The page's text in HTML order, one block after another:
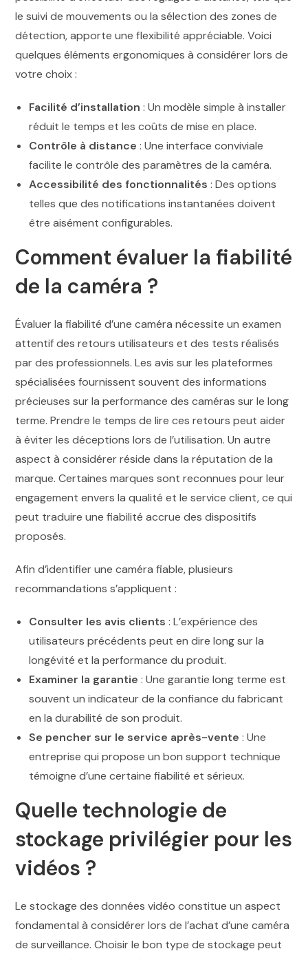
le suivi de mouvements ou la sélection des zones de
détection, apporte une flexibilité appréciable. Voici
quelques éléments ergonomiques à considérer lors de
votre choix :
Facilité d’installation : Un modèle simple à installer
réduit le temps et les coûts de mise en place.
Contrôle à distance : Une interface conviviale
facilite le contrôle des paramètres de la caméra.
Accessibilité des fonctionnalités : Des options
telles que des notifications instantanées doivent
être aisément configurables.
Comment évaluer la fiabilité
de la caméra ?
Évaluer la fiabilité d’une caméra nécessite un examen
attentif des retours utilisateurs et des tests réalisés
par des professionnels. Les avis sur les plateformes
spécialisées fournissent souvent des informations
précieuses sur la performance des caméras sur le long
terme. Prendre le temps de lire ces retours peut aider
à éviter les déceptions lors de l’utilisation. Un autre
aspect à considérer réside dans la réputation de la
marque. Certaines marques sont reconnues pour leur
engagement envers la qualité et le service client, ce qui
peut traduire une fiabilité accrue des dispositifs
proposés.
Afin d’identifier une caméra fiable, plusieurs
recommandations s’appliquent :
Consulter les avis clients : L’expérience des
utilisateurs précédents peut en dire long sur la
longévité et la performance du produit.
Examiner la garantie : Une garantie long terme est
souvent un indicateur de la confiance du fabricant
en la durabilité de son produit.
Se pencher sur le service après-vente : Une
entreprise qui propose un bon support technique
témoigne d’une certaine fiabilité et sérieux.
Quelle technologie de
stockage privilégier pour les
vidéos ?
Le stockage des données vidéo constitue un aspect
fondamental à considérer lors de l’achat d’une caméra
de surveillance. Choisir le bon type de stockage peut